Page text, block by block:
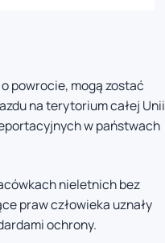
powrocie, mogą zostać
na terytorium całej Unii
w państwach
nieletnich bez
praw człowieka uznały
ochrony.